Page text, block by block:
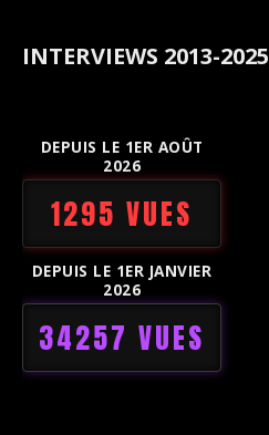
INTERVIEWS 2013-2025
DEPUIS LE 1ER AOÛT
2026
1295 VUES
DEPUIS LE 1ER JANVIER
2026
34257 VUES